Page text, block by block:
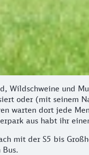
Wildschweine und
oder (mit seinem
warten dort jede
aus habt ihr
mit der S5 bis